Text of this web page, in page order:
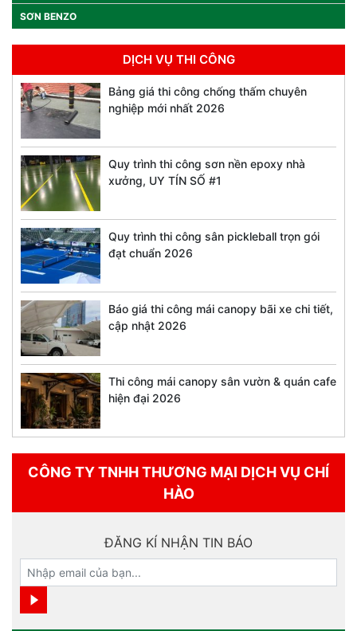
SƠN BENZO
DỊCH VỤ THI CÔNG
Bảng giá thi công chống thấm chuyên
nghiệp mới nhất 2026
Quy trình thi công sơn nền epoxy nhà
xưởng, UY TÍN SỐ #1
Quy trình thi công sân pickleball trọn gói
đạt chuẩn 2026
Báo giá thi công mái canopy bãi xe chi tiết,
cập nhật 2026
Thi công mái canopy sân vườn & quán cafe
hiện đại 2026
CÔNG TY TNHH THƯƠNG MẠI DỊCH VỤ CHÍ
HÀO
ĐĂNG KÍ NHẬN TIN BÁO